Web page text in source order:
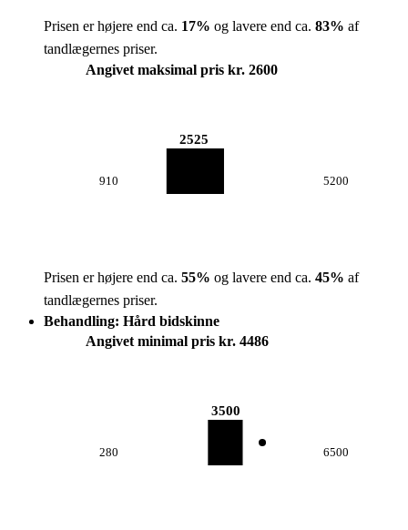
Prisen er højere end ca. 17% og lavere end ca. 83% af
tandlægernes priser.
Angivet maksimal pris kr. 2600
910
2525
5200
Prisen er højere end ca. 55% og lavere end ca. 45% af
tandlægernes priser.
Behandling: Hård bidskinne
Angivet minimal pris kr. 4486
280
3500
6500